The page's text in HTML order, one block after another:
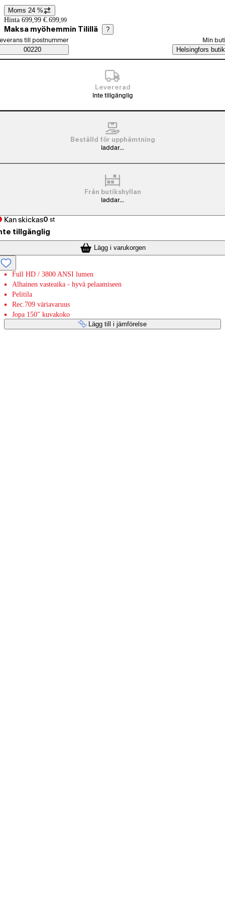
Prisinformation
Moms 24 %
Hinta 699,99 €. 699,99
Maksa myöhemmin Tilillä ?
Saatavuustiedot
beställningssätt
till postnummer
00220
Min
Helsingfors butik
Levererad
Inte tillgänglig
Beställd för upphämtning
laddar...
Från butikshyllan
laddar...
Kan skickas0 st
tillgänglig
Lägg i varukorgen
Full HD / 3800 ANSI lumen
Alhainen vasteaika - hyvä pelaamiseen
Pelitila
Rec.709 väriavaruus
Jopa 150" kuvakoko
Lägg till i jämförelse